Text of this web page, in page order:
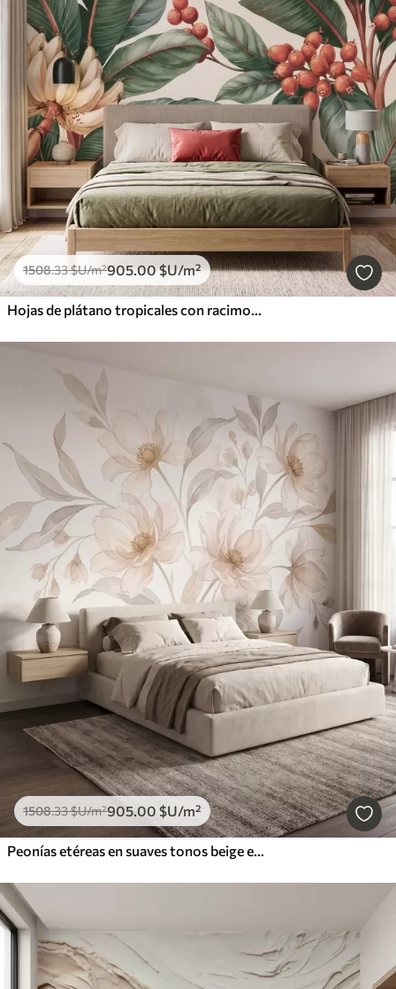
1508.33$U/m²905.00$U/m²
Hojas de plátano tropicales con racimos de bayas de café rojas, estilo acuarela
1508.33$U/m²905.00 $U/m²
Peonías etéreas en suaves tonos beige empolvado